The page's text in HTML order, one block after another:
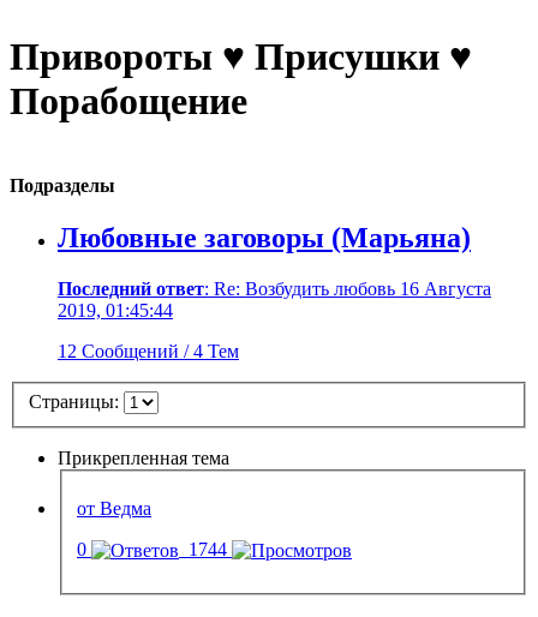
Привороты ♥ Присушки ♥
Порабощение
Подразделы
Любовные заговоры (Марьяна)
Последний ответ: Re: Возбудить любовь 16 Августа
2019, 01:45:44
12 Сообщений / 4 Тем
Страницы:
Прикрепленная тема
от Ведма
0
1744